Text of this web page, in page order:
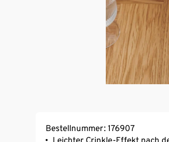
Bestellnummer: 176907
Leichter Crinkle-Effekt nach